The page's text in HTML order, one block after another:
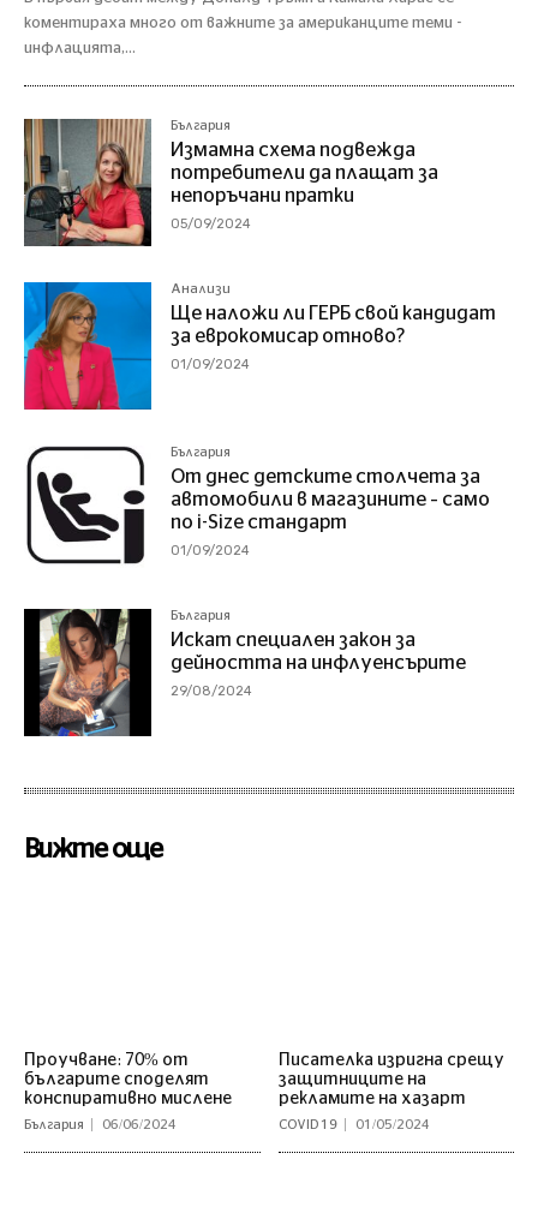
коментираха много от важните за американците теми -
инфлацията,...
България
Измамна схема подвежда
потребители да плащат за
непоръчани пратки
05/09/2024
Анализи
Ще наложи ли ГЕРБ свой кандидат
за еврокомисар отново?
01/09/2024
България
От днес детските столчета за
автомобили в магазините – само
по i-Size стандарт
01/09/2024
България
Искат специален закон за
дейността на инфлуенсърите
29/08/2024
Вижте още
Проучване: 70% от
българите споделят
конспиративно мислене
България 06/06/2024
Писателка изригна срещу
защитниците на
рекламите на хазарт
COVID 19 01/05/2024